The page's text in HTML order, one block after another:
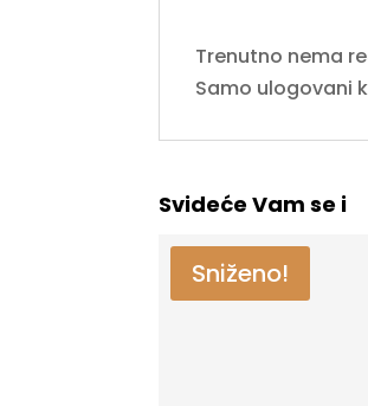
Trenutno nema
Samo ulogovani
Svideće Vam se i
Sniženo!